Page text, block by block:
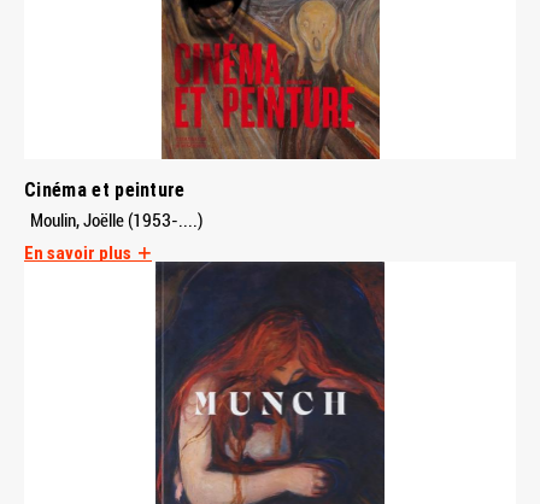
Cinéma et peinture
Moulin, Joëlle (1953-....)
En savoir plus